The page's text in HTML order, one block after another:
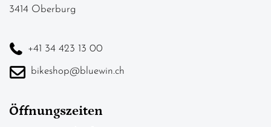
3414 Oberburg
+41 34 423 13 00
bikeshop@bluewin.ch
Öffnungszeiten